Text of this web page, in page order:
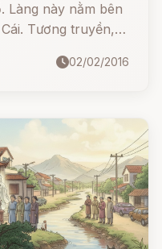
Làng này nằm bên
Tương truyền,
người ăn ở với
02/02/2016